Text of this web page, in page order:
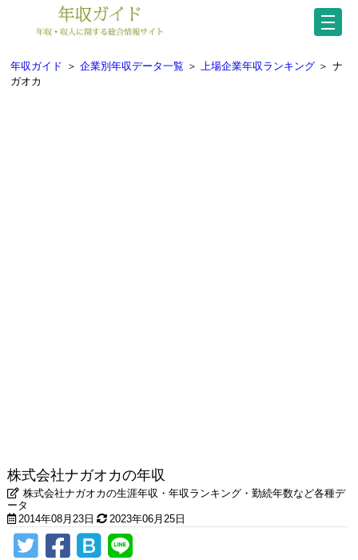
年収ガイド ＞ 企業別年収データ一覧 ＞ 上場企業年収ランキング ＞ ナ
ガオカ
株式会社ナガオカの年収
株式会社ナガオカの生涯年収・年収ランキング・勤続年数など各種デ
ータ
2014年08月23日
2023年06月25日